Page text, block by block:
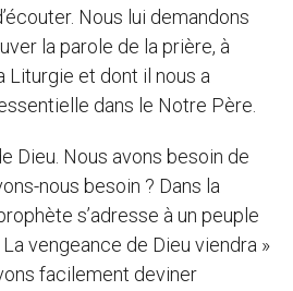
Nous lui demandons
la parole de la prière, à
Liturgie et dont il nous a
dans le Notre Père.
Dieu. Nous avons besoin de
nous besoin ? Dans la
s’adresse à un peuple
vengeance de Dieu viendra »
facilement deviner